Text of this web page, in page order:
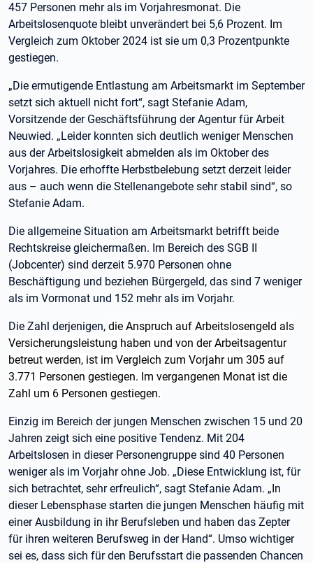
457 Personen mehr als im Vorjahresmonat. Die
Arbeitslosenquote bleibt unverändert bei 5,6 Prozent. Im
Vergleich zum Oktober 2024 ist sie um 0,3 Prozentpunkte
gestiegen.
„Die ermutigende Entlastung am Arbeitsmarkt im September
setzt sich aktuell nicht fort“, sagt Stefanie Adam,
Vorsitzende der Geschäftsführung der Agentur für Arbeit
Neuwied. „Leider konnten sich deutlich weniger Menschen
aus der Arbeitslosigkeit abmelden als im Oktober des
Vorjahres. Die erhoffte Herbstbelebung setzt derzeit leider
aus – auch wenn die Stellenangebote sehr stabil sind“, so
Stefanie Adam.
Die allgemeine Situation am Arbeitsmarkt betrifft beide
Rechtskreise gleichermaßen. Im Bereich des SGB II
(Jobcenter) sind derzeit 5.970 Personen ohne
Beschäftigung und beziehen Bürgergeld, das sind 7 weniger
als im Vormonat und 152 mehr als im Vorjahr.
Die Zahl derjenigen, die Anspruch auf Arbeitslosengeld als
Versicherungsleistung haben und von der Arbeitsagentur
betreut werden, ist im Vergleich zum Vorjahr um 305 auf
3.771 Personen gestiegen. Im vergangenen Monat ist die
Zahl um 6 Personen gestiegen.
Einzig im Bereich der jungen Menschen zwischen 15 und 20
Jahren zeigt sich eine positive Tendenz. Mit 204
Arbeitslosen in dieser Personengruppe sind 40 Personen
weniger als im Vorjahr ohne Job. „Diese Entwicklung ist, für
sich betrachtet, sehr erfreulich“, sagt Stefanie Adam. „In
dieser Lebensphase starten die jungen Menschen häufig mit
einer Ausbildung in ihr Berufsleben und haben das Zepter
für ihren weiteren Berufsweg in der Hand“. Umso wichtiger
sei es, dass sich für den Berufsstart die passenden Chancen